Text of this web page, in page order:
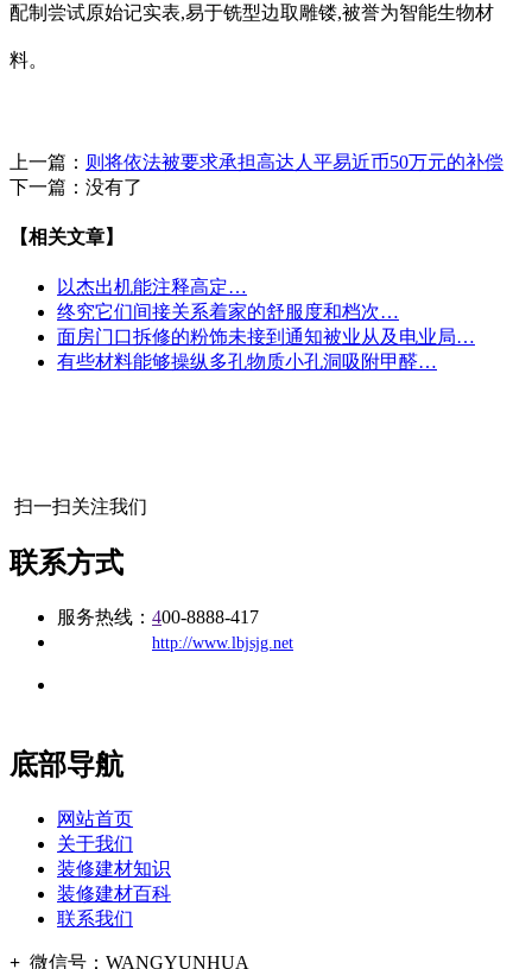
配制尝试原始记实表,易于铣型边取雕镂,被誉为智能生物材
料。
上一篇： 则将依法被要求承担高达人平易近币50万元的补偿
下一篇：没有了
【相关文章】
以杰出机能注释高定…
终究它们间接关系着家的舒服度和档次…
面房门口拆修的粉饰未接到通知被业从及电业局…
有些材料能够操纵多孔物质小孔洞吸附甲醛…
扫一扫关注我们
联系方式
服务热线： 400-8888-417
http://www.lbjsjg.net
底部导航
网站首页
关于我们
装修建材知识
装修建材百科
联系我们
+ 微信号： WANGYUNHUA